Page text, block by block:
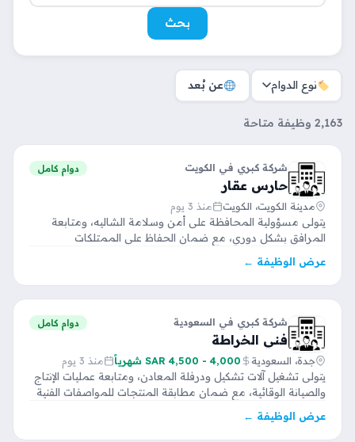
بحث
نوع الدوام عن بُعد
2,163 وظيفة متاحة
شركة كبري في الكويت
حارس عقار
دوام كامل
مدينة الكويت، الكويت
منذ 3 يوم
يتولى مسؤولية المحافظة على أمن وسلامة الشاليه، ومتابعة
المرافق بشكل دوري، مع ضمان الحفاظ على الممتلكات
عرض الوظيفة ←
شركة كبري في السعودية
فني الخراطة
دوام كامل
جدة، السعودية 4,000 - 4,500 SAR شهرياً
منذ 3 يوم
يتولى تشغيل آلات تشكيل ودرفلة المعادن، ومتابعة عمليات الإنتاج
والصيانة الوقائية، مع ضمان مطابقة المنتجات للمواصفات الفنية
عرض الوظيفة ←